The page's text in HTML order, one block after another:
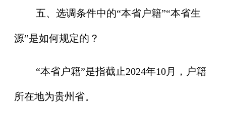
五、选调条件中的“本省户籍”“本省生
源”是如何规定的？
“本省户籍”是指截止2024年10月，户籍
所在地为贵州省。